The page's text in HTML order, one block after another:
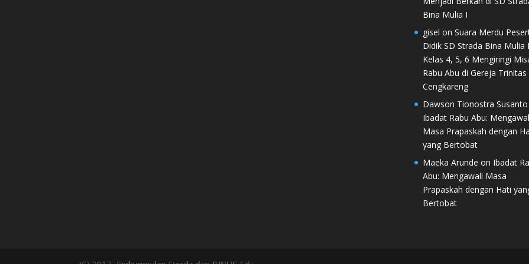
Bina Mulia I
gisel on Suara Merdu
Didik SD Strada Bina Mulia
Kelas 4, 5, 6 Mengiringi
Rabu Abu di Gereja Trinitas
Cengkareng
Dawson Tionostra Susanto
Ibadat Rabu Abu:
Masa Prapaskah dengan
yang Bertobat
Maeka Arunde on Ibadat
Abu: Mengawali Masa
Prapaskah dengan Hati
Bertobat